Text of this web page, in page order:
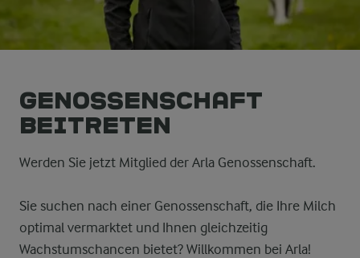
Genossenschaft
beitreten
Werden Sie jetzt Mitglied der Arla Genossenschaft.
Sie suchen nach einer Genossenschaft, die Ihre Milch
optimal vermarktet und Ihnen gleichzeitig
Wachstumschancen bietet? Willkommen bei Arla!